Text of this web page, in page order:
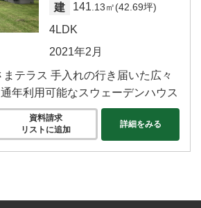
建 141.13㎡(42.69坪)
4LDK
2021年2月
テラス 手入れの行き届いた広々
年利用可能なスウェーデンハウス
資料請求
リストに追加
詳細をみる